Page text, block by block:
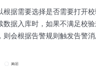
根据需要选择是否需要打开
数据入库时，如果不满足校
会根据告警规则触发告警消